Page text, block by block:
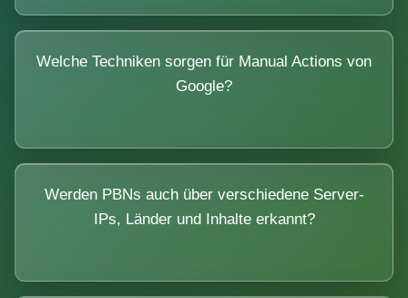
Welche Techniken sorgen für Manual Actions von
Google?
Werden PBNs auch über verschiedene Server-
IPs, Länder und Inhalte erkannt?